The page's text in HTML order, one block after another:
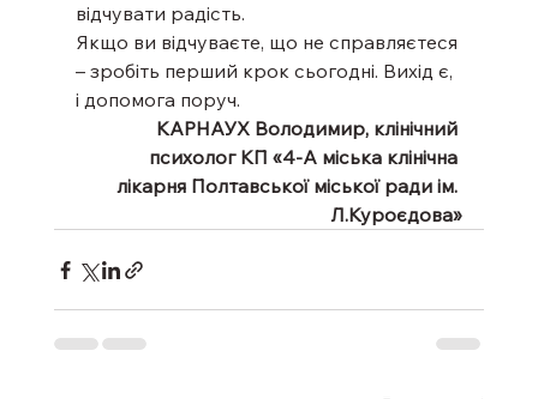
відчувати радість.
Якщо ви відчуваєте, що не справляєтеся
– зробіть перший крок сьогодні. Вихід є,
і допомога поруч.
КАРНАУХ Володимир, клінічний
психолог КП «4-А міська клінічна
лікарня Полтавської міської ради ім.
Л.Куроєдова»